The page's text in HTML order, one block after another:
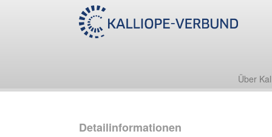
Über
Detailinformationen